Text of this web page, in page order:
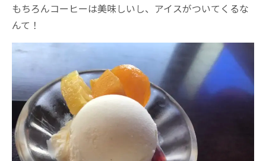
もちろんコーヒーは美味しいし、アイスがついてくるな
んて！